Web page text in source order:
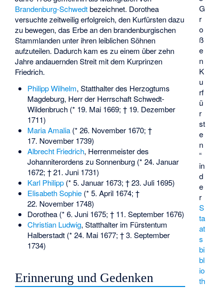
G
r
o
ß
e
n
K
u
rf
ü
r
st
e
n
“
in
d
e
r
S
ta
at
s
bi
bl
io
th
Brandenburg-Schwedtbezeichnet. Dorothea
versuchte zeitweilig erfolgreich, den Kurfürsten dazu
zu bewegen, das Erbe an den brandenburgischen
Stammlanden unter ihren leiblichen Söhnen
aufzuteilen. Dadurch kam es zu einem über zehn
Jahre andauernden Streit mit dem Kurprinzen
Friedrich.
Philipp Wilhelm, Statthalter des Herzogtums
Magdeburg, Herr der Herrschaft Schwedt-
Wildenbruch (* 19. Mai 1669; † 19. Dezember
1711)
Maria Amalia(* 26. November 1670; †
17. November 1739)
Albrecht Friedrich, Herrenmeister des
Johanniterordens zu Sonnenburg (* 24. Januar
1672; † 21. Juni 1731)
Karl Philipp(* 5. Januar 1673; † 23. Juli 1695)
Elisabeth Sophie(* 5. April 1674; †
22. November 1748)
Dorothea (* 6. Juni 1675; † 11. September 1676)
Christian Ludwig, Statthalter im Fürstentum
Halberstadt (* 24. Mai 1677; † 3. September
1734)
Erinnerung und Gedenken